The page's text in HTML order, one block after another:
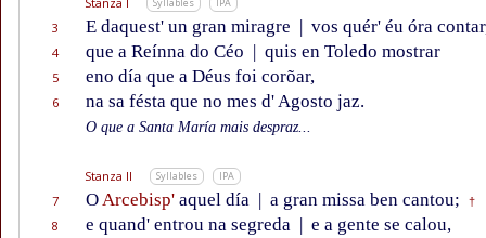
3 E daquest' un gran miragre | vos quér' éu óra
4 que a Reínna do Céo | quis en Toledo mostrar
5 eno día que a Déus foi corõar,
6 na sa fésta que no mes d' Agosto jaz.
O que a Santa María mais despraz...
Stanza II Syllables IPA
7 OArcebisp' aquel día | a gran missa ben cantou; †
8 e quand' entrou na segreda | e a gente se calou,